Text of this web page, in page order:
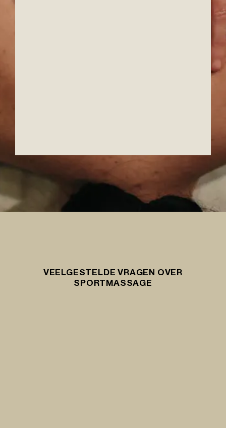
VEELGESTELDE VRAGEN OVER
SPORTMASSAGE